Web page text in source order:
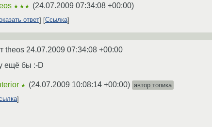
★★★ (24.07.2009 07:34:08 +00:00)
ответ Ссылка
theos 24.07.2009 07:34:08 +00:00
ещё бы :-D
★ (24.07.2009 10:08:14 +00:00) автор топика